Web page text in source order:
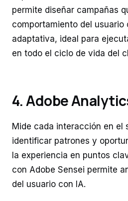
permite diseñar campañas
comportamiento del usuario
adaptativa, ideal para
en todo el ciclo de vida del
4. Adobe
Mide cada interacción en el
identificar patrones y
la experiencia en puntos
con Adobe Sensei permite
del usuario con IA.